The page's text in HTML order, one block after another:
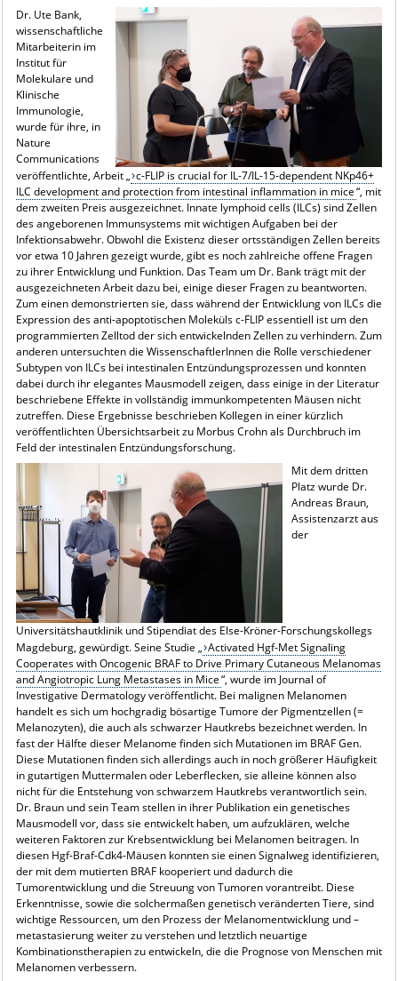
Dr. Ute Bank,
wissenschaftliche
Mitarbeiterin im
Institut für
Molekulare und
Klinische
Immunologie,
wurde für ihre, in
Nature
Communications
veröffentlichte, Arbeit „ c-FLIP is crucial for IL-7/IL-15-dependent NKp46+
ILC development and protection from intestinal inflammation in mice“, mit
dem zweiten Preis ausgezeichnet. Innate lymphoid cells (ILCs) sind Zellen
des angeborenen Immunsystems mit wichtigen Aufgaben bei der
Infektionsabwehr. Obwohl die Existenz dieser ortsständigen Zellen bereits
vor etwa 10 Jahren gezeigt wurde, gibt es noch zahlreiche offene Fragen
zu ihrer Entwicklung und Funktion. Das Team um Dr. Bank trägt mit der
ausgezeichneten Arbeit dazu bei, einige dieser Fragen zu beantworten.
Zum einen demonstrierten sie, dass während der Entwicklung von ILCs die
Expression des anti-apoptotischen Moleküls c-FLIP essentiell ist um den
programmierten Zelltod der sich entwickelnden Zellen zu verhindern. Zum
anderen untersuchten die WissenschaftlerInnen die Rolle verschiedener
Subtypen von ILCs bei intestinalen Entzündungsprozessen und konnten
dabei durch ihr elegantes Mausmodell zeigen, dass einige in der Literatur
beschriebene Effekte in vollständig immunkompetenten Mäusen nicht
zutreffen. Diese Ergebnisse beschrieben Kollegen in einer kürzlich
veröffentlichten Übersichtsarbeit zu Morbus Crohn als Durchbruch im
Feld der intestinalen Entzündungsforschung.
Mit dem dritten
Platz wurde Dr.
Andreas Braun,
Assistenzarzt aus
der
Universitätshautklinik und Stipendiat des Else-Kröner-Forschungskollegs
Magdeburg, gewürdigt. Seine Studie „ Activated Hgf-Met Signaling
Cooperates with Oncogenic BRAF to Drive Primary Cutaneous Melanomas
and Angiotropic Lung Metastases in Mice“, wurde im Journal of
Investigative Dermatology veröffentlicht. Bei malignen Melanomen
handelt es sich um hochgradig bösartige Tumore der Pigmentzellen (=
Melanozyten), die auch als schwarzer Hautkrebs bezeichnet werden. In
fast der Hälfte dieser Melanome finden sich Mutationen im BRAF Gen.
Diese Mutationen finden sich allerdings auch in noch größerer Häufigkeit
in gutartigen Muttermalen oder Leberflecken, sie alleine können also
nicht für die Entstehung von schwarzem Hautkrebs verantwortlich sein.
Dr. Braun und sein Team stellen in ihrer Publikation ein genetisches
Mausmodell vor, dass sie entwickelt haben, um aufzuklären, welche
weiteren Faktoren zur Krebsentwicklung bei Melanomen beitragen. In
diesen Hgf-Braf-Cdk4-Mäusen konnten sie einen Signalweg identifizieren,
der mit dem mutierten BRAF kooperiert und dadurch die
Tumorentwicklung und die Streuung von Tumoren vorantreibt. Diese
Erkenntnisse, sowie die solchermaßen genetisch veränderten Tiere, sind
wichtige Ressourcen, um den Prozess der Melanomentwicklung und –
metastasierung weiter zu verstehen und letztlich neuartige
Kombinationstherapien zu entwickeln, die die Prognose von Menschen mit
Melanomen verbessern.